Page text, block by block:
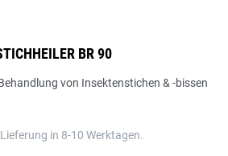
BR 90
von Insektenstichen & -bissen
Lieferung in 8-10 Werktagen.